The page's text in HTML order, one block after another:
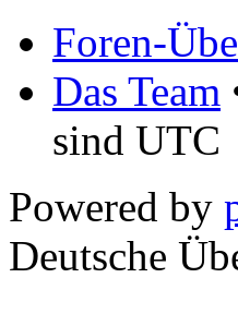
Foren-
Das Team
sind UTC
Powered by
Deutsche